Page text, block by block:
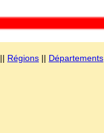
|| Régions || Départements